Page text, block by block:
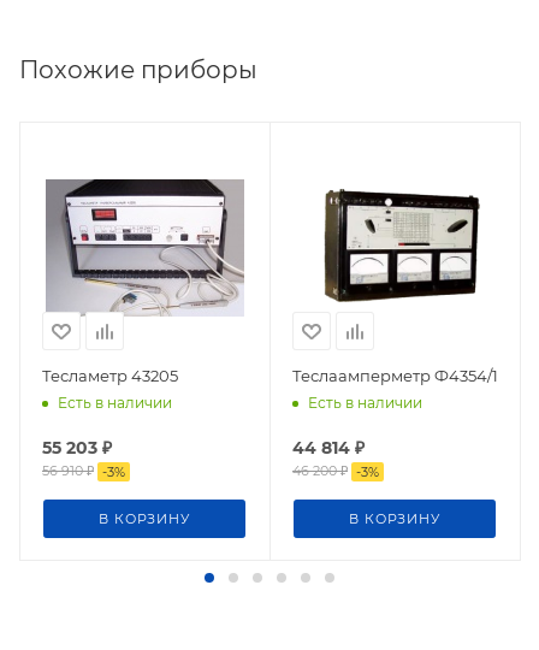
Похожие приборы
Тесламетр 43205
Есть в наличии
55 203 ₽
56 910₽ -3%
В КОРЗИНУ
Теслаамперметр Ф4354/1
Есть в наличии
44 814 ₽
46 200₽ -3%
В КОРЗИНУ